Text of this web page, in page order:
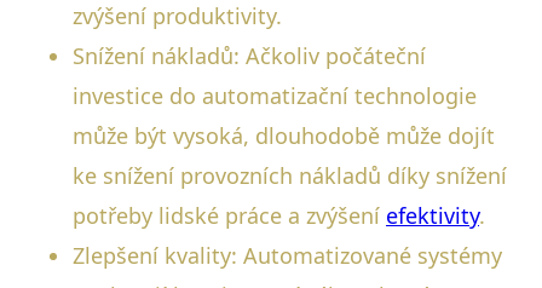
zvýšení produktivity.
Snížení nákladů: Ačkoliv počáteční
investice do automatizační technologie
může být vysoká, dlouhodobě může dojít
ke snížení provozních nákladů díky snížení
potřeby lidské práce a zvýšení efektivity.
Zlepšení kvality: Automatizované systémy